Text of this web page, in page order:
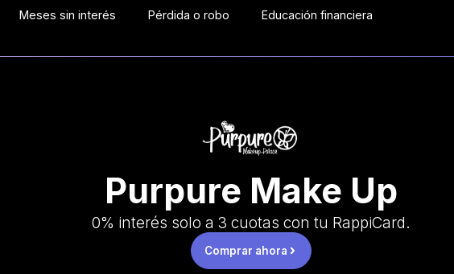
Meses sin interés Pérdida o robo Educación financiera
Purpure Make Up
0% interés solo a 3 cuotas con tu RappiCard.
Comprar ahora